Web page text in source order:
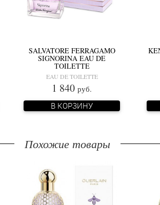
SALVATORE FERRAGAMO
SIGNORINA EAU DE
TOILETTE
EAU DE TOILETTE
1 840 руб.
В КОРЗИНУ
Похожие товары